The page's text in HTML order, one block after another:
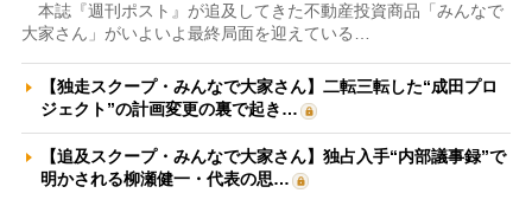
本誌『週刊ポスト』が追及してきた不動産投資商品「みんなで
大家さん」がいよいよ最終局面を迎えている…
【独走スクープ・みんなで大家さん】二転三転した“成田プロ
ジェクト”の計画変更の裏で起き…
【追及スクープ・みんなで大家さん】独占入手“内部議事録”で
明かされる柳瀬健一・代表の思…